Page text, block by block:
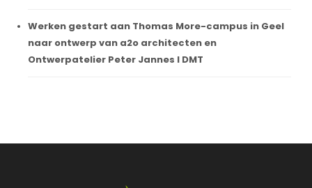
Werken gestart aan Thomas More-campus in Geel
naar ontwerp van a2o architecten en
Ontwerpatelier Peter Jannes I DMT